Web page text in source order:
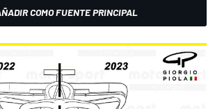
COMO FUENTE PRINCIPAL